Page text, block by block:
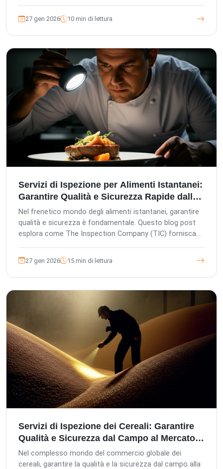
uffici acquisti locali e fabbriche a garantire la qualità del
prodotto, evitare rischi e rispettare gli standard
internazionali attraverso varie fasi di ispezione, dalla
pre-produzione al carico dei container, sottolineando la
nostra gestione europea, gli standard QC tedeschi e
l'approccio orientato al cliente.
27 gen 2026 10 min di lettura
Servizi di Ispezione per Alimenti Istantanei:
Garantire Qualità e Sicurezza Rapide dalla
Produzione alla Tavola in Asia
Nel frenetico mondo degli alimenti istantanei, garantire
qualità e sicurezza è fondamentale. Questo blog post
esplora come The Inspection Company (TIC) fornisca
sfruttando la gestione europea e gli standard tedeschi
di controllo qualità per proteggere gli investimenti,
garantire la conformità e salvaguardare la reputazione
del marchio. Scopri il nostro approccio incentrato sul
processi di ispezione che garantiscono una garanzia di
qualità rapida e affidabile per i tuoi prodotti alimentari
istantanei dalla produzione alla consegna finale.
27 gen 2026 15 min di lettura
Servizi di Ispezione dei Cereali: Garantire
Qualità e Sicurezza dal Campo al Mercato
in Asia
Nel complesso mondo del commercio globale dei
cereali, garantire la qualità e la sicurezza dal campo alla